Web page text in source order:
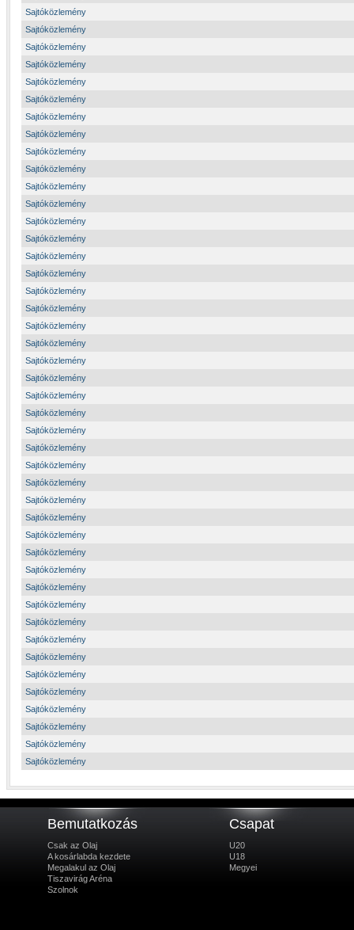
Sajtóközlemény
Sajtóközlemény
Sajtóközlemény
Sajtóközlemény
Sajtóközlemény
Sajtóközlemény
Sajtóközlemény
Sajtóközlemény
Sajtóközlemény
Sajtóközlemény
Sajtóközlemény
Sajtóközlemény
Sajtóközlemény
Sajtóközlemény
Sajtóközlemény
Sajtóközlemény
Sajtóközlemény
Sajtóközlemény
Sajtóközlemény
Sajtóközlemény
Sajtóközlemény
Sajtóközlemény
Sajtóközlemény
Sajtóközlemény
Sajtóközlemény
Sajtóközlemény
Sajtóközlemény
Sajtóközlemény
Sajtóközlemény
Sajtóközlemény
Sajtóközlemény
Sajtóközlemény
Sajtóközlemény
Sajtóközlemény
Sajtóközlemény
Sajtóközlemény
Sajtóközlemény
Sajtóközlemény
Sajtóközlemény
Sajtóközlemény
Sajtóközlemény
Sajtóközlemény
Sajtóközlemény
Sajtóközlemény
Bemutatkozás
Csak az Olaj
A kosárlabda kezdete
Megalakul az Olaj
Tiszavirág Aréna
Szolnok
Csapat
U20
U18
Megyei